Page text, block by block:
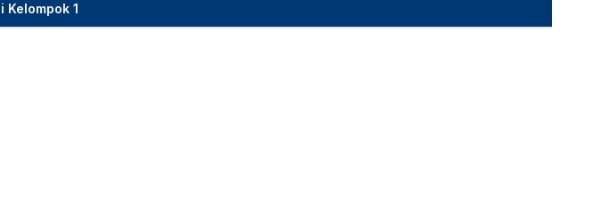
Kelompok 1